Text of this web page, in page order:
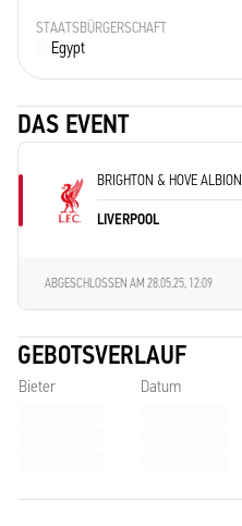
STAATSBÜRGERSCHAFT
Egypt
DAS EVENT
BRIGHTON & HOVE ALBION
LIVERPOOL
ABGESCHLOSSEN AM 28.05.25, 12:09
GEBOTSVERLAUF
Bieter Datum